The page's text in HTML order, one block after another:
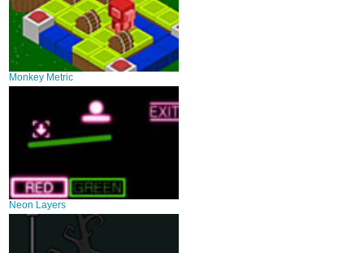
Monkey Metric
Neon Layers